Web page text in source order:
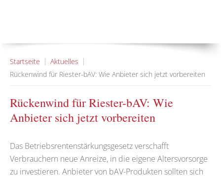
Startseite
Aktuelles
Rückenwind für Riester-bAV: Wie Anbieter sich jetzt vorbereiten
Rückenwind für Riester-bAV: Wie
Anbieter sich jetzt vorbereiten
Das Betriebsrentenstärkungsgesetz verschafft
Verbrauchern neue Anreize, in die eigene Altersvorsorge
zu investieren. Anbieter von bAV-Produkten sollten sich